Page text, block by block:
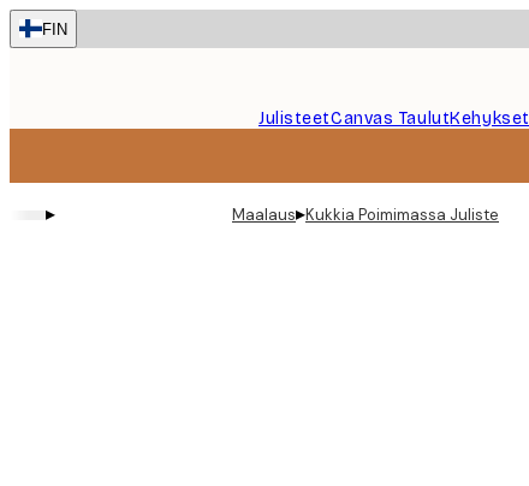
Skip
to
FIN
JulisteetCanvas TaulutKehykset
▸ Maalaus▸Kukkia Poimimassa Juliste